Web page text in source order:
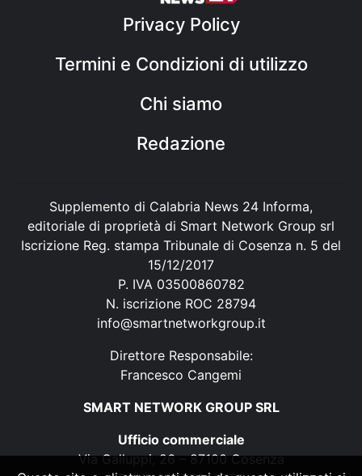
Privacy Policy
Termini e Condizioni di utilizzo
Chi siamo
Redazione
Supplemento di Calabria News 24 Informa,
editoriale di proprietà di Smart Network Group srl
Iscrizione Reg. stampa Tribunale di Cosenza n. 5 del
15/12/2017
P. IVA 03500860782
N. iscrizione ROC 28794
info@smartnetworkgroup.it
Direttore Responsabile:
Francesco Cangemi
SMART NETWORK GROUP SRL
Ufficio commerciale
Via Galluppi, 26 – 87100 Cosenza